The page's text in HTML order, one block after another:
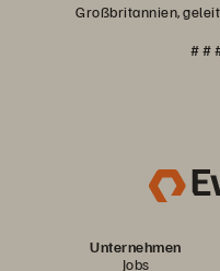
Großbritannien,
# #
Unternehmen
Jobs